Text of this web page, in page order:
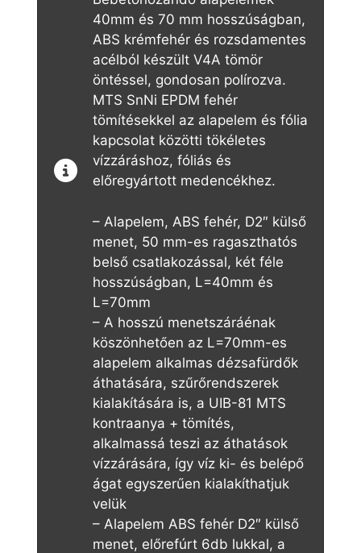
40mm és 70 mm hosszúságban,
ABS krémfehér és rozsdamentes
acélból készült V4A tömör
öntéssel, gondosan polírozva.
MTS SnNi EPDM fehér
tömítésekkel az alapelem és fólia
kapcsolat közötti tökéletes
vízzáráshoz, fóliás és
előregyártott medencékhez.
– Alapelem, ABS fehér, D2″ külső
menet, 50 mm-es ragaszthatós
belső csatlakozással, két féle
hosszúságban, L=40mm és
L=70mm
– A hosszú menetszáráénak
köszönhetően az L=70mm-es
alapelem alkalmas dézsafürdők
áthatására, szűrőrendszerek
kialakítására is, a UIB-81 MTS
kontraanya + tömítés,
alkalmassá teszi az áthatások
vízzárására, így víz ki- és belépő
ágat egyszerűen kialakíthatjuk
velük
– Alapelem ABS fehér D2″ külső
menet, előrefúrt 6db lukkal, a